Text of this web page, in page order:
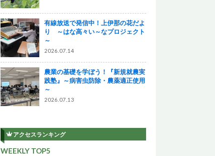
有線放送で発信中！上伊那の花だよ
り ～はな高々い～なプロジェクト
～
2026.07.14
農業の基礎を学ぼう！『新規就農実
践塾』～病害虫防除・農薬適正使用
～
2026.07.13
アクセスランキング
WEEKLY TOP5